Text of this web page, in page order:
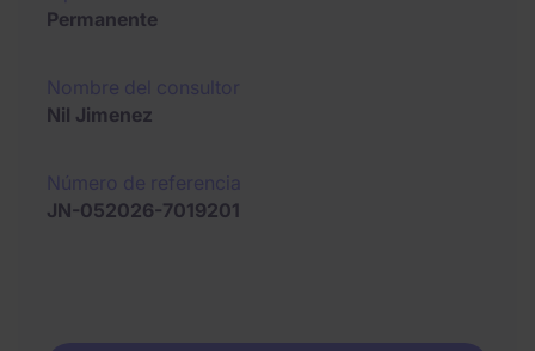
Permanente
Nil Jimenez
JN-052026-7019201